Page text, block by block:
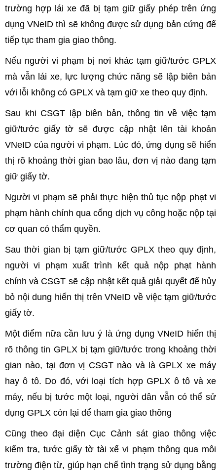
trường hợp lái xe đã bị tạm giữ giấy phép trên ứng
dụng VNeID thì sẽ không được sử dụng bản cứng để
tiếp tục tham gia giao thông.
Nếu người vi phạm bị nơi khác tạm giữ/tước GPLX
mà vẫn lái xe, lực lượng chức năng sẽ lập biên bản
với lỗi không có GPLX và tạm giữ xe theo quy định.
Sau khi CSGT lập biên bản, thông tin về việc tạm
giữ/tước giấy tờ sẽ được cập nhật lên tài khoản
VNeID của người vi phạm. Lúc đó, ứng dụng sẽ hiển
thị rõ khoảng thời gian bao lâu, đơn vị nào đang tạm
giữ giấy tờ.
Người vi phạm sẽ phải thực hiện thủ tục nộp phạt vi
phạm hành chính qua cổng dịch vụ công hoặc nộp tại
cơ quan có thẩm quyền.
Sau thời gian bị tạm giữ/tước GPLX theo quy định,
người vi phạm xuất trình kết quả nộp phạt hành
chính và CSGT sẽ cập nhật kết quả giải quyết để hủy
bỏ nội dung hiển thị trên VNeID về việc tạm giữ/tước
giấy tờ.
Một điểm nữa cần lưu ý là ứng dụng VNeID hiển thị
rõ thông tin GPLX bị tạm giữ/tước trong khoảng thời
gian nào, tại đơn vị CSGT nào và là GPLX xe máy
hay ô tô. Do đó, với loại tích hợp GPLX ô tô và xe
máy, nếu bị tước một loại, người dân vẫn có thể sử
dụng GPLX còn lại để tham gia giao thông
Cũng theo đại diện Cục Cảnh sát giao thông việc
kiểm tra, tước giấy tờ tài xế vi phạm thông qua môi
trường điện từ, giúp hạn chế tình trạng sử dụng bằng